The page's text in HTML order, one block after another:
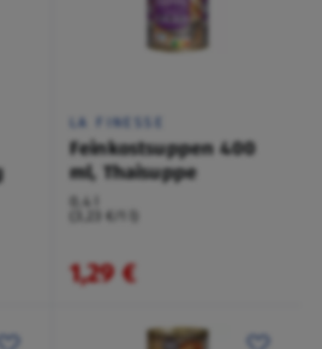
LA FINESSE
Feinkostsuppen 400
ml, Thaisuppe
0,4 l
(3,23 €/1 l)
1,29 €